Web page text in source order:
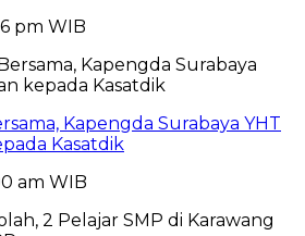
pm WIB
Kapengda Surabaya YHT
Kasatdik
am WIB